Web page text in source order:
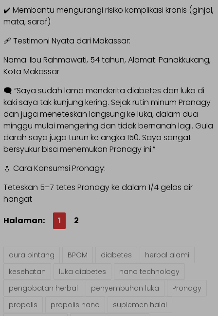
✔️ Membantu mengurangi risiko komplikasi kronis (ginjal,
mata, saraf)
🩹 Testimoni Nyata dari Makassar:
Nama: Ibu Rahmawati, 54 tahun, Alamat: Panakkukang,
Kota Makassar
🗨️ “Saya sudah lama menderita diabetes dan luka di
kaki saya tak kunjung kering. Sejak rutin minum Pronagy
dan juga meneteskan langsung ke luka, dalam dua
minggu mulai mengering dan tidak bernanah lagi. Gula
darah saya juga turun ke angka 150. Saya sangat
bersyukur bisa menemukan Pronagy ini.”
💧 Cara Konsumsi Pronagy:
Teteskan 5–7 tetes Pronagy ke dalam 1/4 gelas air
hangat
Halaman:
1 2
aura bintang BPOM diabetes
herbal alami
kesehatan
luka diabetes
nano technology
pengobatan herbal
penyembuhan luka
Pronagy
propolis
propolis nano
suplemen halal